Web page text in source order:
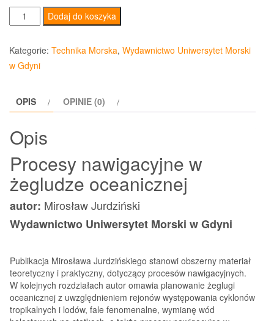
ilość
Procesy
nawigacyjne
żegludze
Dodaj do koszyka
Kategorie: Technika Morska, Wydawnictwo Uniwersytet Morski
w Gdyni
OPIS OPINIE (0)
Opis
Procesy nawigacyjne w
żegludze oceanicznej
autor: Mirosław Jurdziński
Wydawnictwo Uniwersytet Morski w Gdyni
Publikacja Mirosława Jurdzińskiego stanowi obszerny materiał
teoretyczny i praktyczny, dotyczący procesów nawigacyjnych.
W kolejnych rozdziałach autor omawia planowanie żeglugi
oceanicznej z uwzględnieniem rejonów występowania cyklonów
tropikalnych i lodów, fale fenomenalne, wymianę wód